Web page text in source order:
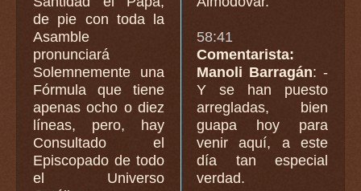
de pie con toda la
Asamble
pronunciará
Solemnemente una
Fórmula que tiene
apenas ocho o diez
líneas, pero, hay
Consultado el
Episcopado de todo
el Universo
58:41
Comentarista:
Manoli Barragán: -
Y se han puesto
arregladas, bien
guapa hoy para
venir aquí, a este
día tan especial
verdad.